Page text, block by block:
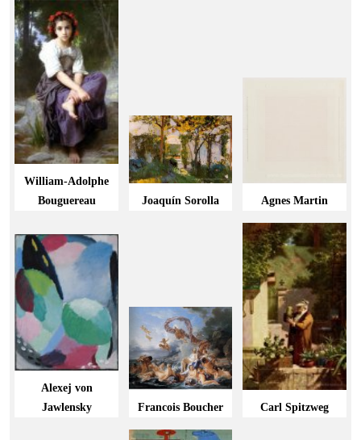
William-Adolphe
Bouguereau
Joaquín Sorolla Agnes Martin
Alexej von
Jawlensky
Francois Boucher Carl Spitzweg